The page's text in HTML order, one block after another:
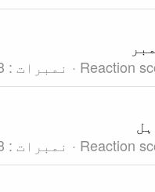
Reaction نمبرات
Reaction نمبرات